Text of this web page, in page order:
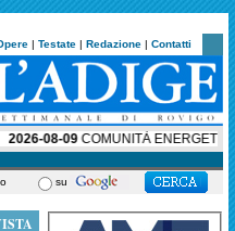
| Testate | Redazione | Contatti
08-09COMUNITÀ ENERGETICHE,
su